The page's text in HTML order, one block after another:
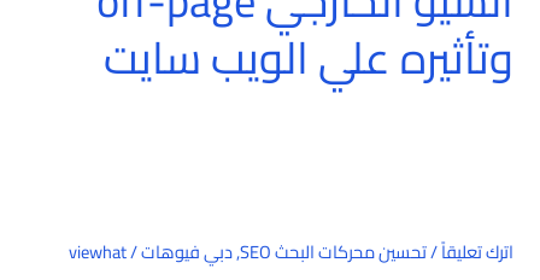
وتأثيره علي الويب سايت
اترك تعليقاً/تحسين محركات البحث SEO ,دبي فيوهات/
viewhat
الخارجي
off-
page